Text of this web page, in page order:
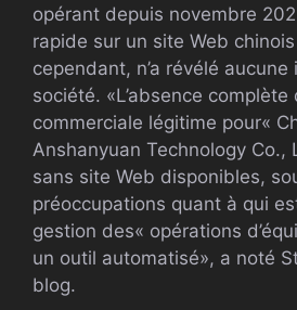
opérant depuis novembre
rapide sur un site Web
cependant, n’a révélé
société. «L’absence
commerciale légitime pour«
Anshanyuan Technology Co.,
sans site Web disponibles,
préoccupations quant à qui
gestion des« opérations
un outil automatisé», a noté
blog.